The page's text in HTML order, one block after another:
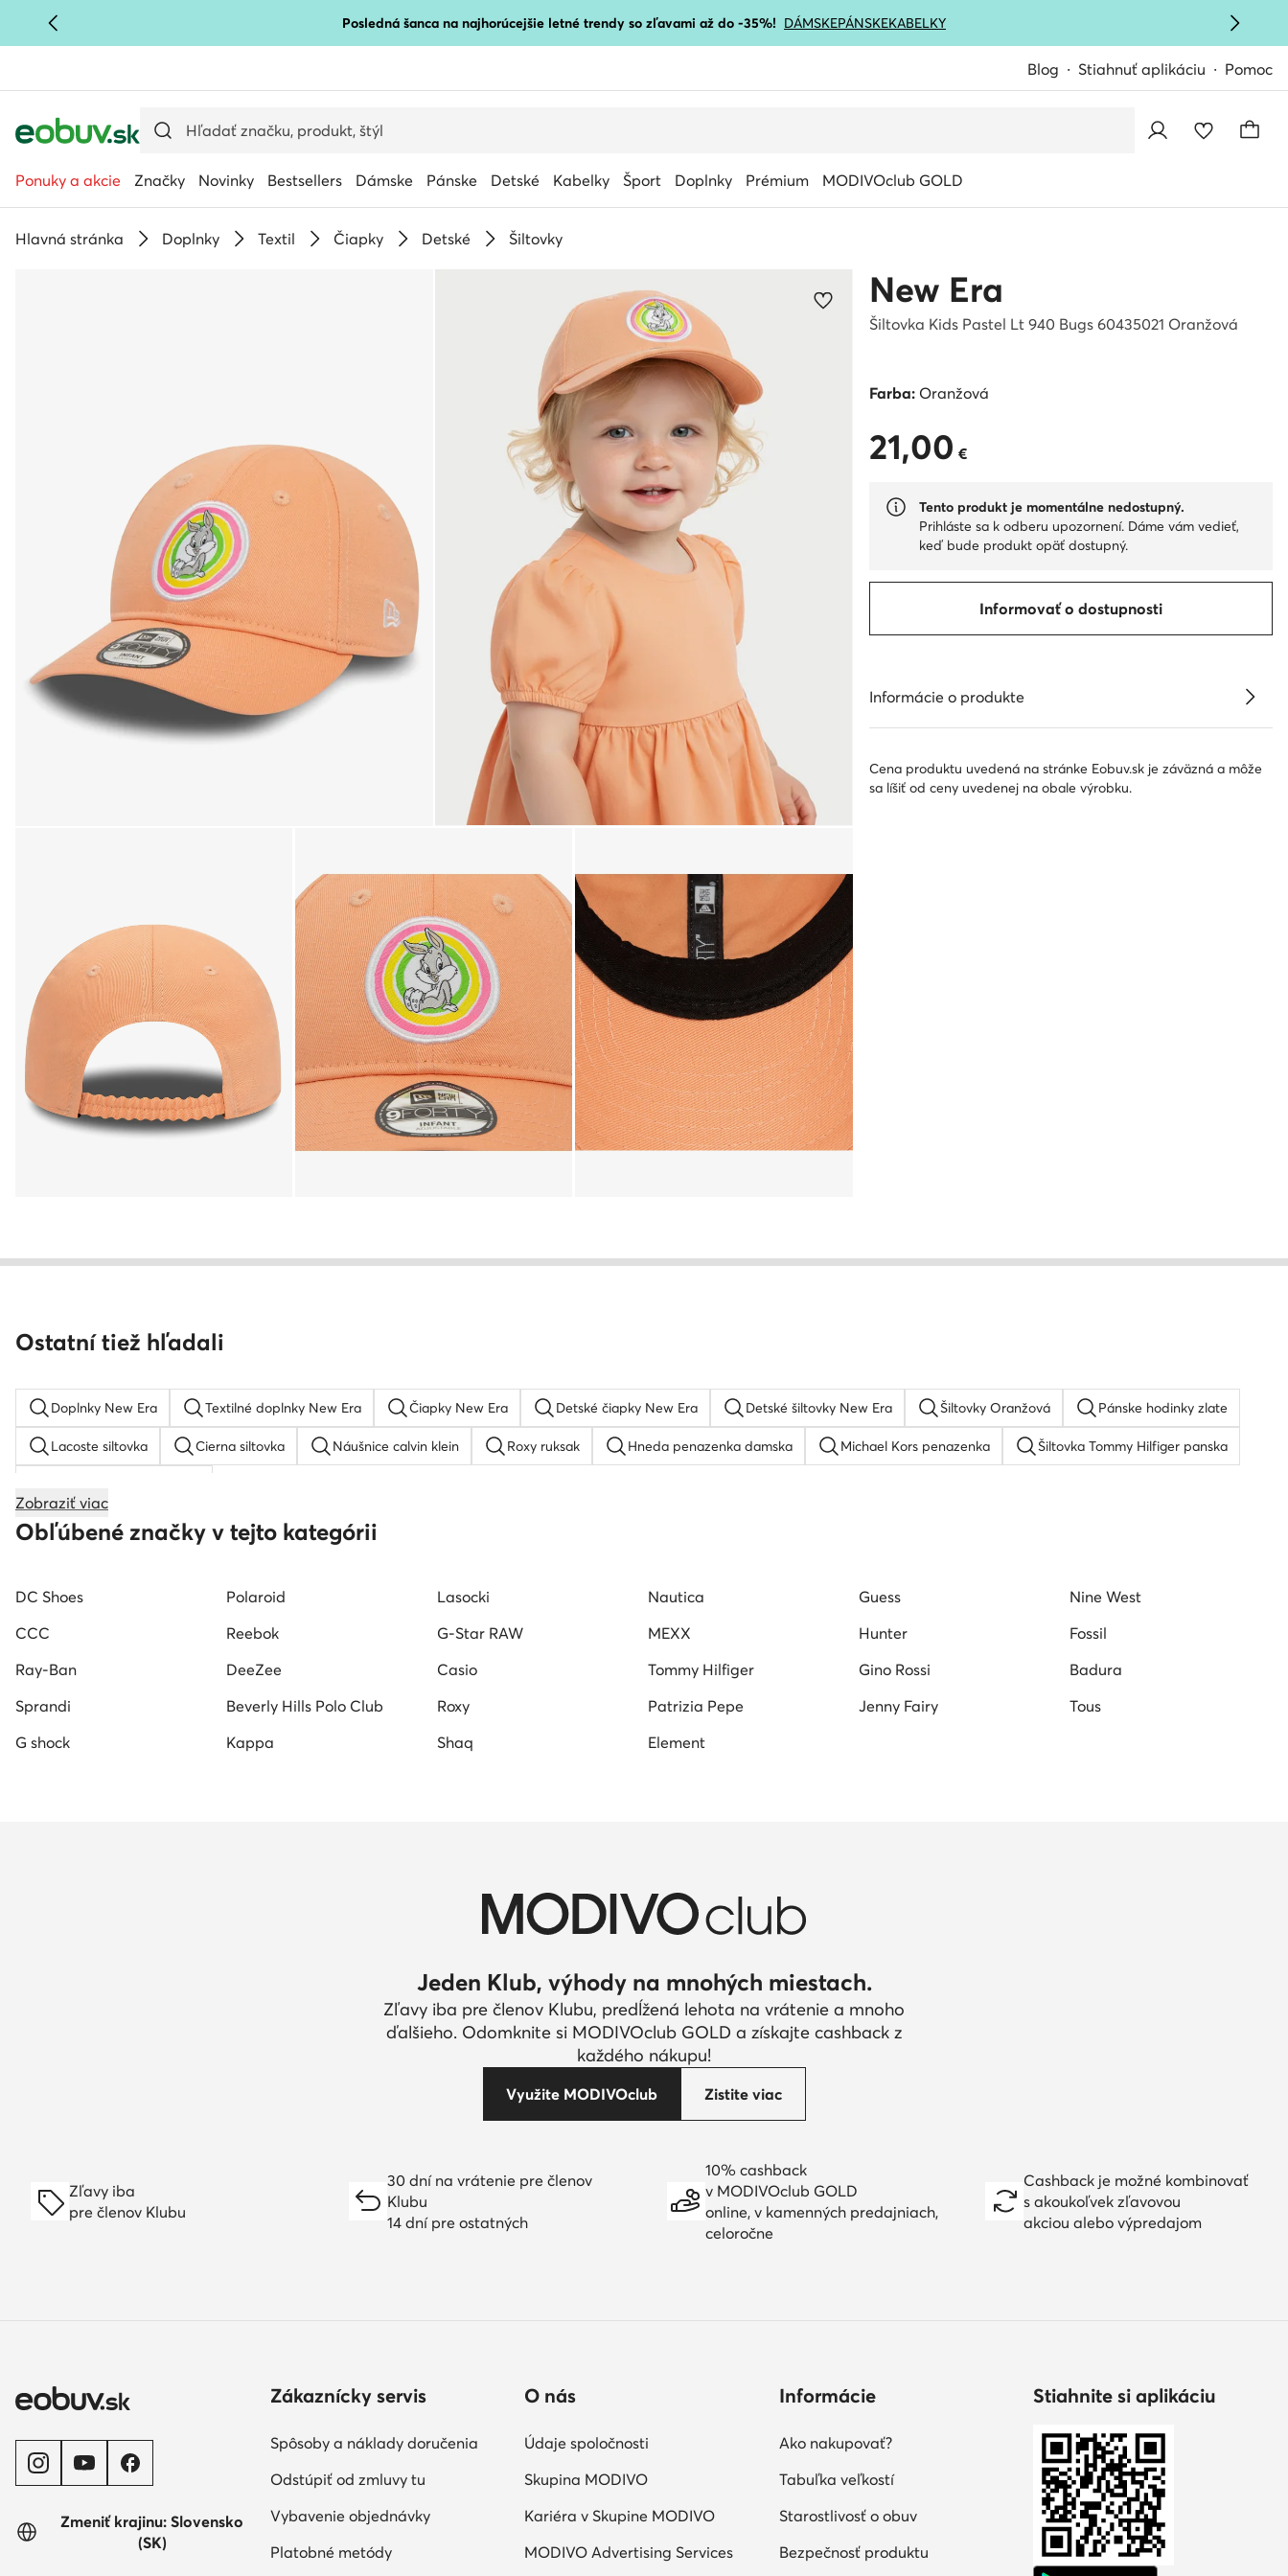
PREJSŤ NA HLAVNÝ OBSAH Posledná šanca na najhorúcejšie letné trendy so zľavami až do -35%! DÁMSKEPÁNSKEKABELKY
Blog Stiahnuť aplikáciu Pomoc
Ponuky a akcie Značky Novinky Bestsellers Dámske Pánske Detské Kabelky Šport Doplnky Prémium MODIVOclub GOLD
Hlavná stránka Doplnky Textil Čiapky Detské Šiltovky
New Era
Šiltovka Kids Pastel Lt 940 Bugs 60435021 Oranžová
Farba:Oranžová
21,00 €
21,00 €
Tento produkt je momentálne nedostupný.
Prihláste sa k odberu upozornení. Dáme vám vedieť,
keď bude produkt opäť dostupný.
Informovať o dostupnosti
Informácie o produkte
Cena produktu uvedená na stránke Eobuv.sk je záväzná a môže
sa líšiť od ceny uvedenej na obale výrobku.
Ostatní tiež hľadali
Doplnky New Era Textilné doplnky New Era Čiapky New Era Detské čiapky New Era Detské šiltovky New Era Šiltovky Oranžová Pánske hodinky zlate
Lacoste siltovka Cierna siltovka Náušnice calvin klein Roxy ruksak Hneda penazenka damska Michael Kors penazenka Šiltovka Tommy Hilfiger panska
Michael Kors hodinky Michael Kors hodinky
Zobraziť viac
Obľúbené značky v tejto kategórii
DC Shoes Polaroid Lasocki Nautica Guess
Nine West
CCC
Reebok G-Star RAW MEXX Hunter
Fossil
Ray-Ban
DeeZee Casio Tommy Hilfiger Gino Rossi
Badura
Sprandi
Beverly Hills Polo Club Roxy Patrizia Pepe Jenny Fairy
Tous
G shock
Kappa Shaq Element
Jeden Klub, výhody na mnohých miestach.
Zľavy iba pre členov Klubu, predĺžená lehota na vrátenie a mnoho
ďalšieho. Odomknite si MODIVOclub GOLD a získajte cashback z
každého nákupu!
Využite MODIVOclub Zistite viac
Zľavy iba
pre členov Klubu
30 dní na vrátenie pre členov
Klubu
14 dní pre ostatných
10% cashback
v MODIVOclub GOLD
online, v kamenných predajniach,
celoročne
Cashback je možné kombinovať
s akoukoľvek zľavovou
akciou alebo výpredajom
Zmeniť krajinu: Slovensko
(SK)
Zákaznícky servis
Spôsoby a náklady doručenia
Odstúpiť od zmluvy tu
Vybavenie objednávky
Platobné metódy
O nás
Údaje spoločnosti
Skupina MODIVO
Kariéra v Skupine MODIVO
MODIVO Advertising Services
Informácie
Ako nakupovať?
Tabuľka veľkostí
Starostlivosť o obuv
Bezpečnosť produktu
Stiahnite si aplikáciu